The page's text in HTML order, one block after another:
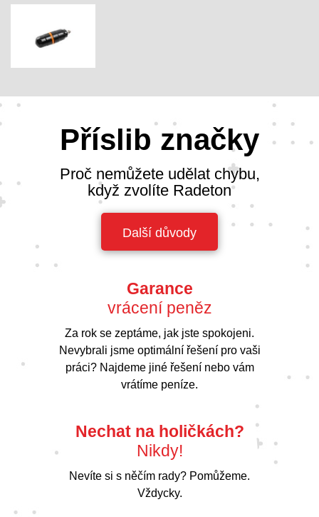
Příslib značky
Proč nemůžete udělat chybu,
když zvolíte Radeton
Další důvody
Garance
vrácení peněz
Za rok se zeptáme, jak jste spokojeni.
Nevybrali jsme optimální řešení pro vaši
práci? Najdeme jiné řešení nebo vám
vrátíme peníze.
Nechat na holičkách?
Nikdy!
Nevíte si s něčím rady? Pomůžeme.
Vždycky.